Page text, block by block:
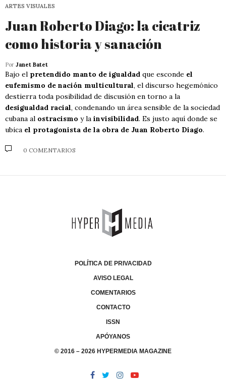
ARTES VISUALES
Juan Roberto Diago: la cicatriz
como historia y sanación
Por Janet Batet
Bajo el pretendido manto de igualdad que esconde el
eufemismo de nación multicultural, el discurso hegemónico
destierra toda posibilidad de discusión en torno a la
desigualdad racial, condenando un área sensible de la sociedad
cubana al ostracismo y la invisibilidad. Es justo aquí donde se
ubica el protagonista de la obra de Juan Roberto Diago.
0 COMENTARIOS
POLÍTICA DE PRIVACIDAD
AVISO LEGAL
COMENTARIOS
CONTACTO
ISSN
APÓYANOS
© 2016 – 2026 HYPERMEDIA MAGAZINE